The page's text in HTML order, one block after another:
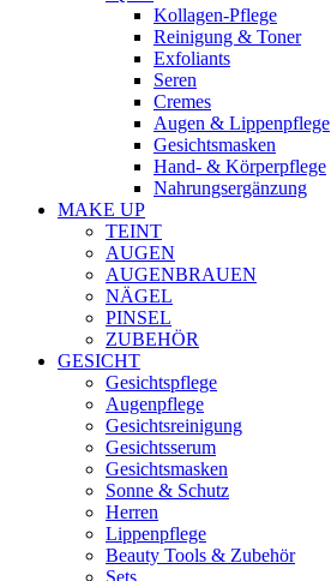
Kollagen-Pflege
Reinigung & Toner
Exfoliants
Seren
Cremes
Augen & Lippenpflege
Gesichtsmasken
Hand- & Körperpflege
Nahrungsergänzung
MAKE UP
TEINT
AUGEN
AUGENBRAUEN
NÄGEL
PINSEL
ZUBEHÖR
GESICHT
Gesichtspflege
Augenpflege
Gesichtsreinigung
Gesichtsserum
Gesichtsmasken
Sonne & Schutz
Herren
Lippenpflege
Beauty Tools & Zubehör
Sets